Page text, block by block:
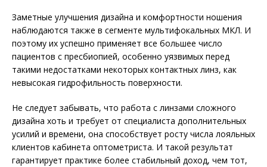
Заметные улучшения дизайна и комфортности ношения
наблюдаются также в сегменте мультифокальных МКЛ. И
поэтому их успешно применяет все большее число
пациентов с пресбиопией, особенно уязвимых перед
такими недостатками некоторых контактных линз, как
невысокая гидрофильность поверхности.
Не следует забывать, что работа с линзами сложного
дизайна хоть и требует от специалиста дополнительных
усилий и времени, она способствует росту числа лояльных
клиентов кабинета оптометриста. И такой результат
гарантирует практике более стабильный доход, чем тот,